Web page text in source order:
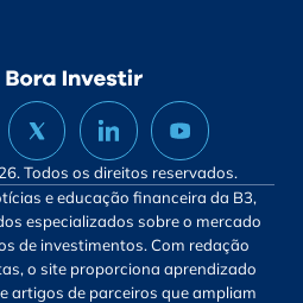
Todos os direitos reservados.
e educação financeira da B3,
especializados sobre o mercado
de investimentos. Com redação
o site proporciona aprendizado
artigos de parceiros que ampliam